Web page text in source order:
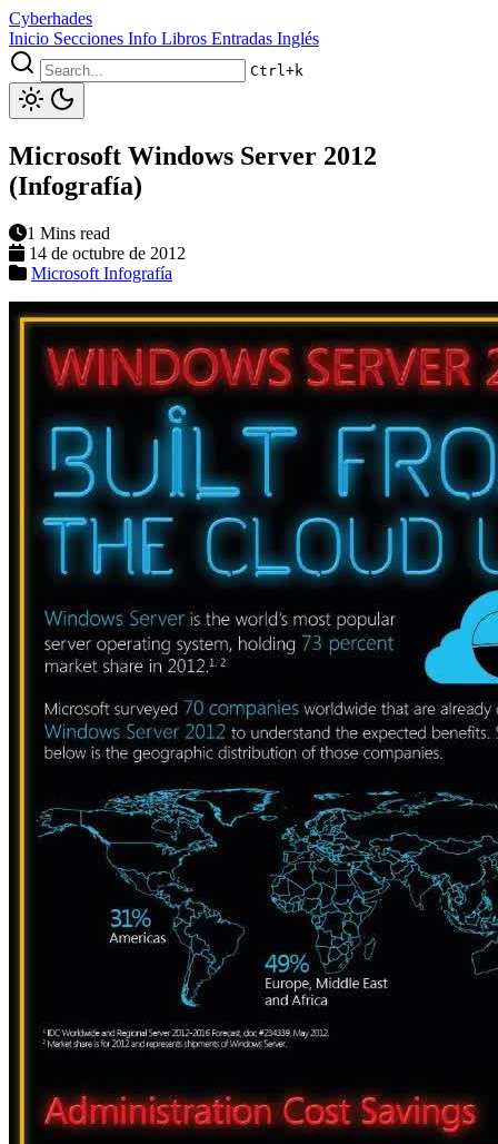
Cyberhades
Inicio Secciones Info Libros Entradas Inglés
Ctrl+k
Microsoft Windows Server 2012
(Infografía)
1 Mins read
14 de octubre de 2012
Microsoft Infografía